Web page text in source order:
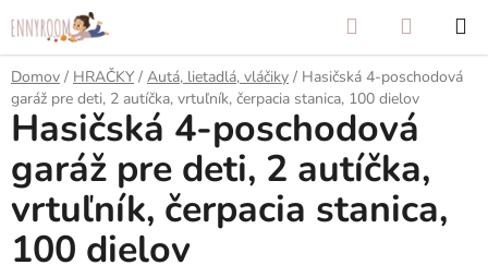
na
obsah
Hľadať
KOŠÍK
Domov / HRAČKY / Autá, lietadlá, vláčiky / Hasičská 4-poschodová
garáž pre deti, 2 autíčka, vrtuľník, čerpacia stanica, 100 dielov
Hasičská 4-poschodová
garáž pre deti, 2 autíčka,
vrtuľník, čerpacia stanica,
100 dielov